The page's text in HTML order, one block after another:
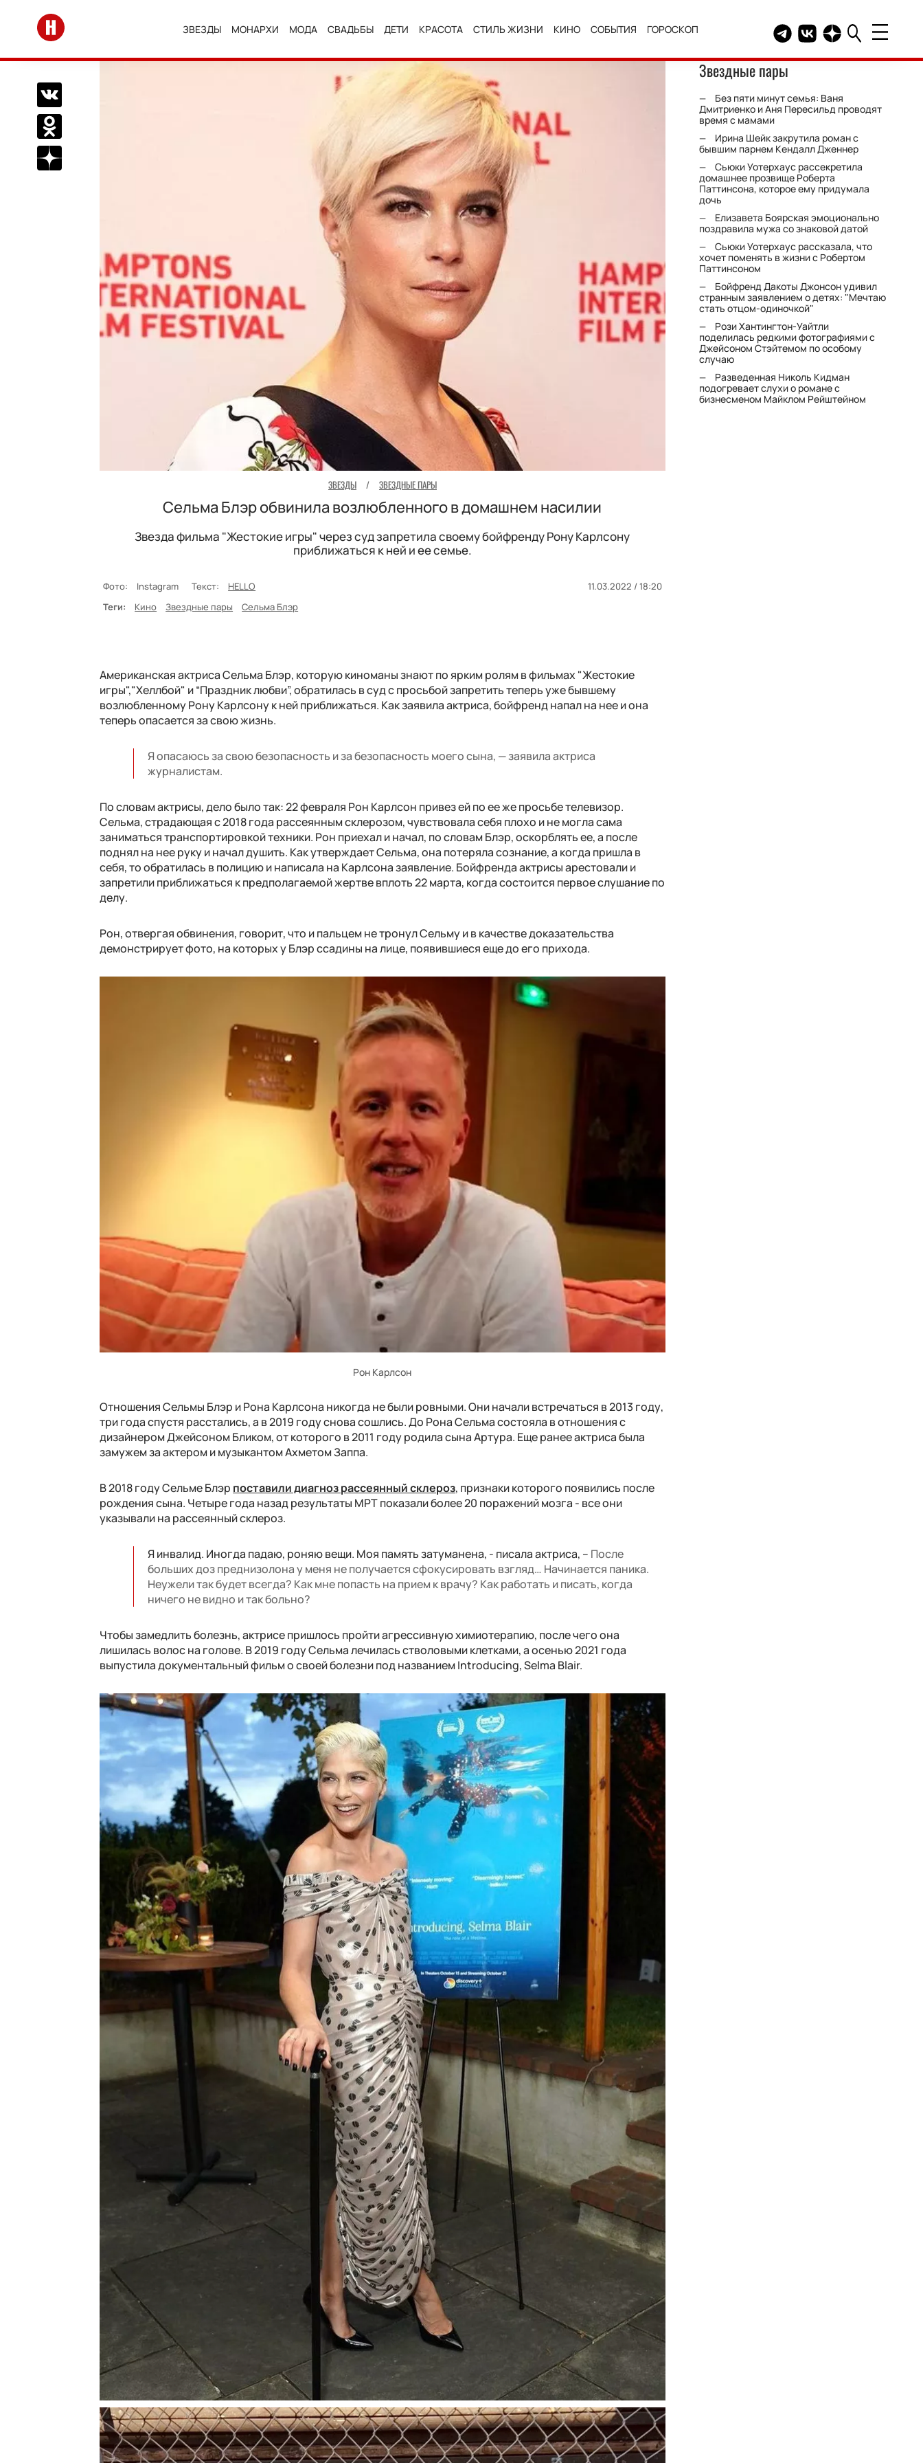
Перейти на главную
ЗВЕЗДЫ МОНАРХИ МОДА СВАДЬБЫ ДЕТИ КРАСОТА СТИЛЬ ЖИЗНИ КИНО СОБЫТИЯ ГОРОСКОП Telegram канал HELLO
Группа HELLO
Канал HELLO в
Поделиться Вконтакте
Поделиться в Одноклассниках
Подписаться на нас в Дзен
ЗВЕЗДЫ / ЗВЕЗДНЫЕ ПАРЫ
Сельма Блэр обвинила возлюбленного в домашнем насилии
Звезда фильма "Жестокие игры" через суд запретила своему бойфренду Рону Карлсону
приближаться к ней и ее семье.
Фото: Instagram Текст: HELLO
11.03.2022 / 18:20
Теги:
Кино Звездные пары Сельма Блэр
Американская актриса Сельма Блэр, которую киноманы знают по ярким ролям в фильмах "Жестокие
игры","Хеллбой" и “Праздник любви”, обратилась в суд с просьбой запретить теперь уже бывшему
возлюбленному Рону Карлсону к ней приближаться. Как заявила актриса, бойфренд напал на нее и она
теперь опасается за свою жизнь.
Я опасаюсь за свою безопасность и за безопасность моего сына, — заявила актриса
журналистам.
По словам актрисы, дело было так: 22 февраля Рон Карлсон привез ей по ее же просьбе телевизор.
Сельма, страдающая с 2018 года рассеянным склерозом, чувствовала себя плохо и не могла сама
заниматься транспортировкой техники. Рон приехал и начал, по словам Блэр, оскорблять ее, а после
поднял на нее руку и начал душить. Как утверждает Сельма, она потеряла сознание, а когда пришла в
себя, то обратилась в полицию и написала на Карлсона заявление. Бойфренда актрисы арестовали и
запретили приближаться к предполагаемой жертве вплоть 22 марта, когда состоится первое слушание по
делу.
Рон, отвергая обвинения, говорит, что и пальцем не тронул Сельму и в качестве доказательства
демонстрирует фото, на которых у Блэр ссадины на лице, появившиеся еще до его прихода.
Рон Карлсон
Отношения Сельмы Блэр и Рона Карлсона никогда не были ровными. Они начали встречаться в 2013 году,
три года спустя расстались, а в 2019 году снова сошлись. До Рона Сельма состояла в отношения с
дизайнером Джейсоном Бликом, от которого в 2011 году родила сына Артура. Еще ранее актриса была
замужем за актером и музыкантом Ахметом Заппа.
В 2018 году Сельме Блэр поставили диагноз рассеянный склероз, признаки которого появились после
рождения сына. Четыре года назад результаты МРТ показали более 20 поражений мозга - все они
указывали на рассеянный склероз.
Я инвалид. Иногда падаю, роняю вещи. Моя память затуманена, - писала актриса, – После
больших доз преднизолона у меня не получается сфокусировать взгляд… Начинается паника.
Неужели так будет всегда? Как мне попасть на прием к врачу? Как работать и писать, когда
ничего не видно и так больно?
Чтобы замедлить болезнь, актрисе пришлось пройти агрессивную химиотерапию, после чего она
лишилась волос на голове. В 2019 году Сельма лечилась стволовыми клетками, а осенью 2021 года
выпустила документальный фильм о своей болезни под названием Introducing, Selma Blair.
Звездные пары
Без пяти минут семья: Ваня
Дмитриенко и Аня Пересильд проводят
время с мамами
Ирина Шейк закрутила роман с
бывшим парнем Кендалл Дженнер
Сьюки Уотерхаус рассекретила
домашнее прозвище Роберта
Паттинсона, которое ему придумала
дочь
Елизавета Боярская эмоционально
поздравила мужа со знаковой датой
Сьюки Уотерхаус рассказала, что
хочет поменять в жизни с Робертом
Паттинсоном
Бойфренд Дакоты Джонсон удивил
странным заявлением о детях: "Мечтаю
стать отцом-одиночкой"
Рози Хантингтон-Уайтли
поделилась редкими фотографиями с
Джейсоном Стэйтемом по особому
случаю
Разведенная Николь Кидман
подогревает слухи о романе с
бизнесменом Майклом Рейштейном